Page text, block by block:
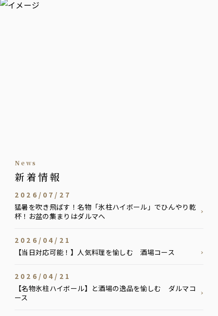
news
新着情報
2026/07/27
猛暑を吹き飛ばす！名物「氷柱ハイボール」でひんやり乾
杯！お盆の集まりはダルマへ
2026/04/21
【当日対応可能！】人気料理を愉しむ 酒場コース
2026/04/21
【名物氷柱ハイボール】と酒場の逸品を愉しむ ダルマコ
ース